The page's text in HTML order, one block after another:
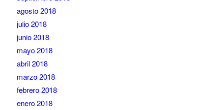
agosto 2018
julio 2018
junio 2018
mayo 2018
abril 2018
marzo 2018
febrero 2018
enero 2018